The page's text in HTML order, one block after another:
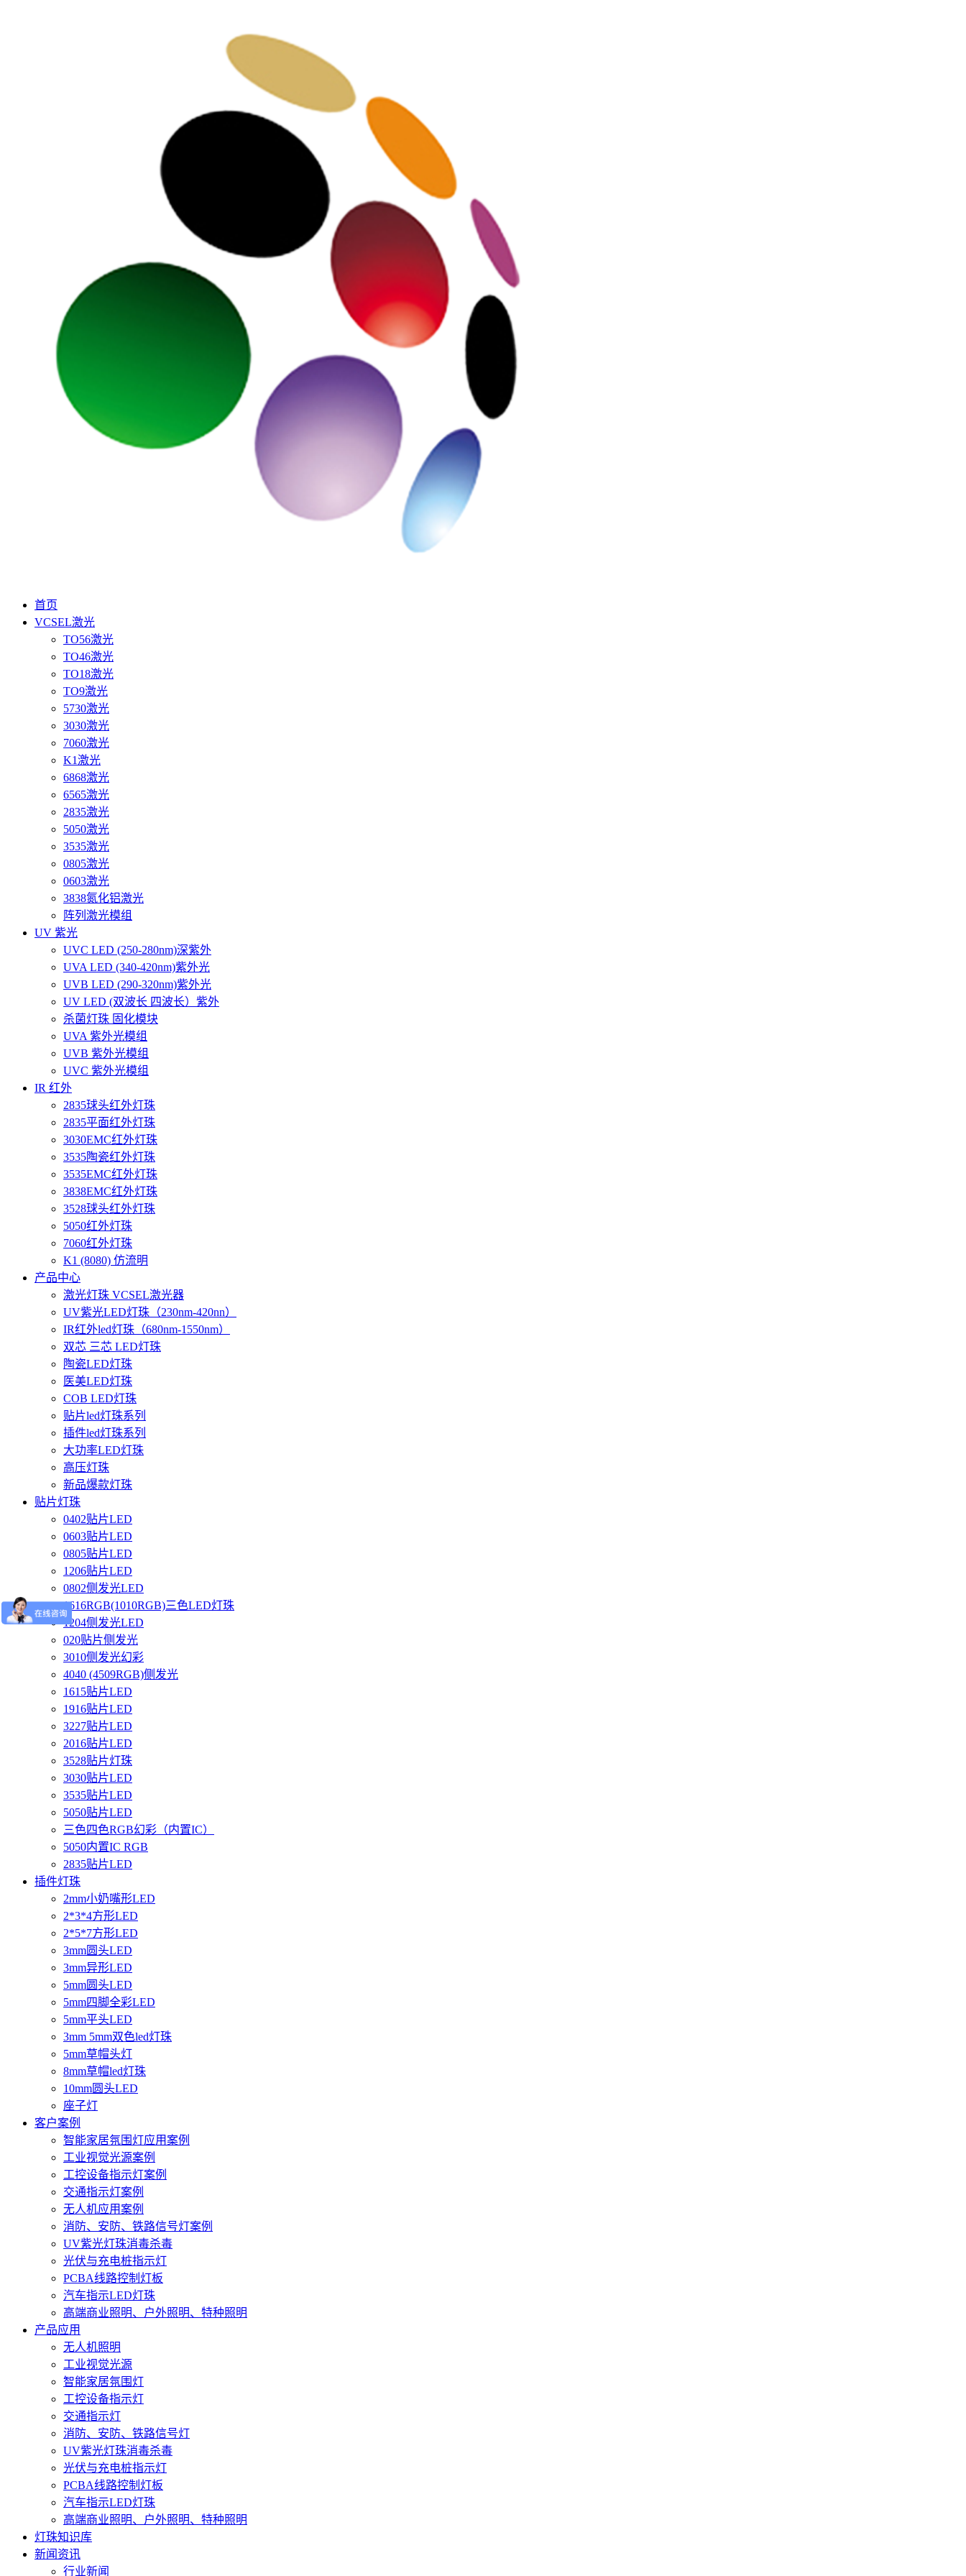
首页
VCSEL激光
TO56激光
TO46激光
TO18激光
TO9激光
5730激光
3030激光
7060激光
K1激光
6868激光
6565激光
2835激光
5050激光
3535激光
0805激光
0603激光
3838氮化铝激光
阵列激光模组
UV 紫光
UVC LED (250-280nm)深紫外
UVA LED (340-420nm)紫外光
UVB LED (290-320nm)紫外光
UV LED (双波长 四波长）紫外
杀菌灯珠 固化模块
UVA 紫外光模组
UVB 紫外光模组
UVC 紫外光模组
IR 红外
2835球头红外灯珠
2835平面红外灯珠
3030EMC红外灯珠
3535陶瓷红外灯珠
3535EMC红外灯珠
3838EMC红外灯珠
3528球头红外灯珠
5050红外灯珠
7060红外灯珠
K1 (8080) 仿流明
产品中心
激光灯珠 VCSEL激光器
UV紫光LED灯珠（230nm-420nn）
IR红外led灯珠（680nm-1550nm）
双芯 三芯 LED灯珠
陶瓷LED灯珠
医美LED灯珠
COB LED灯珠
贴片led灯珠系列
插件led灯珠系列
大功率LED灯珠
高压灯珠
新品爆款灯珠
贴片灯珠
0402贴片LED
0603贴片LED
0805贴片LED
1206贴片LED
0802侧发光LED
1616RGB(1010RGB)三色LED灯珠
1204侧发光LED
020贴片侧发光
3010侧发光幻彩
4040 (4509RGB)侧发光
1615贴片LED
1916贴片LED
3227贴片LED
2016贴片LED
3528贴片灯珠
3030贴片LED
3535贴片LED
5050贴片LED
三色四色RGB幻彩（内置IC）
5050内置IC RGB
2835贴片LED
插件灯珠
2mm小奶嘴形LED
2*3*4方形LED
2*5*7方形LED
3mm圆头LED
3mm异形LED
5mm圆头LED
5mm四脚全彩LED
5mm平头LED
3mm 5mm双色led灯珠
5mm草帽头灯
8mm草帽led灯珠
10mm圆头LED
座子灯
客户案例
智能家居氛围灯应用案例
工业视觉光源案例
工控设备指示灯案例
交通指示灯案例
无人机应用案例
消防、安防、铁路信号灯案例
UV紫光灯珠消毒杀毒
光伏与充电桩指示灯
PCBA线路控制灯板
汽车指示LED灯珠
高端商业照明、户外照明、特种照明
产品应用
无人机照明
工业视觉光源
智能家居氛围灯
工控设备指示灯
交通指示灯
消防、安防、铁路信号灯
UV紫光灯珠消毒杀毒
光伏与充电桩指示灯
PCBA线路控制灯板
汽车指示LED灯珠
高端商业照明、户外照明、特种照明
灯珠知识库
新闻资讯
行业新闻